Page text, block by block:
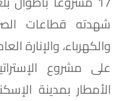
شهدته قطاعات
والكهرباء، والإنارة
على مشروع
الأمطار بمدينة